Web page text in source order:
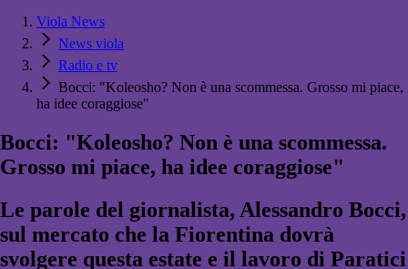
Viola News
News viola
Radio e tv
Bocci: "Koleosho? Non è una scommessa. Grosso mi piace,
ha idee coraggiose"
Bocci: "Koleosho? Non è una scommessa.
Grosso mi piace, ha idee coraggiose"
Le parole del giornalista, Alessandro Bocci,
sul mercato che la Fiorentina dovrà
svolgere questa estate e il lavoro di Paratici